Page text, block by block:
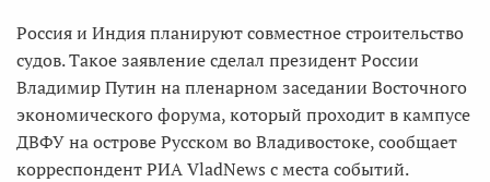
Россия и Индия планируют совместное строительство
судов. Такое заявление сделал президент России
Владимир Путин на пленарном заседании Восточного
экономического форума, который проходит в кампусе
ДВФУ на острове Русском во Владивостоке, сообщает
корреспондент РИА VladNews c места событий.